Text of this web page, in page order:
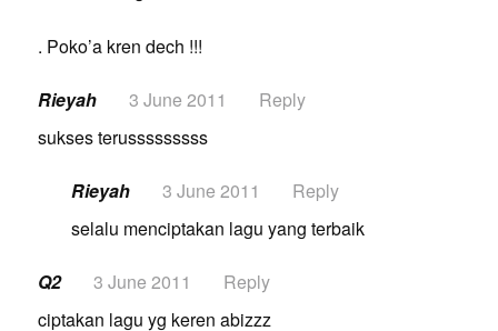
. Poko’a kren dech !!!
Rieyah 3 June 2011
Reply
sukses terusssssssss
Rieyah 3 June 2011
Reply
selalu menciptakan lagu yang terbaik
Q2 3 June 2011
Reply
ciptakan lagu yg keren abizzz